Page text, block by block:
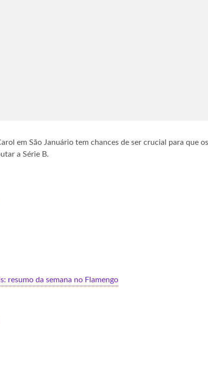
em São Januário tem chances de ser crucial para que
a Série B.
resumo da semana no Flamengo